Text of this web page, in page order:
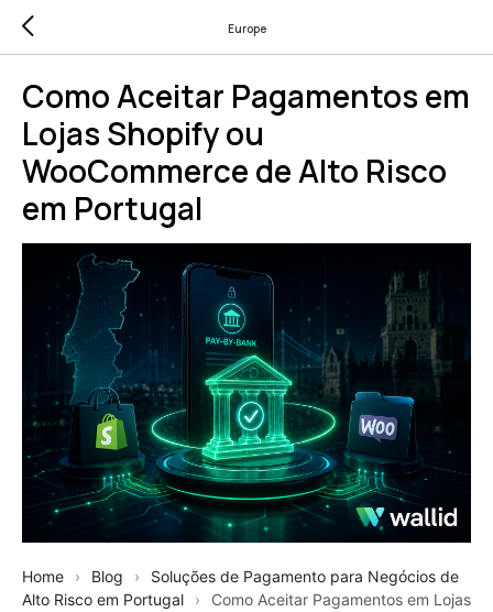
Europe
Como Aceitar Pagamentos em
Lojas Shopify ou
WooCommerce de Alto Risco
em Portugal
Home › Blog ›
Soluções de Pagamento para Negócios de
Alto Risco em Portugal
›
Como Aceitar Pagamentos em Lojas